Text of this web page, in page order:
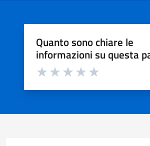
Quanto sono chiare le
informazioni su questa
Valuta da 1 a 5 stelle la pagina